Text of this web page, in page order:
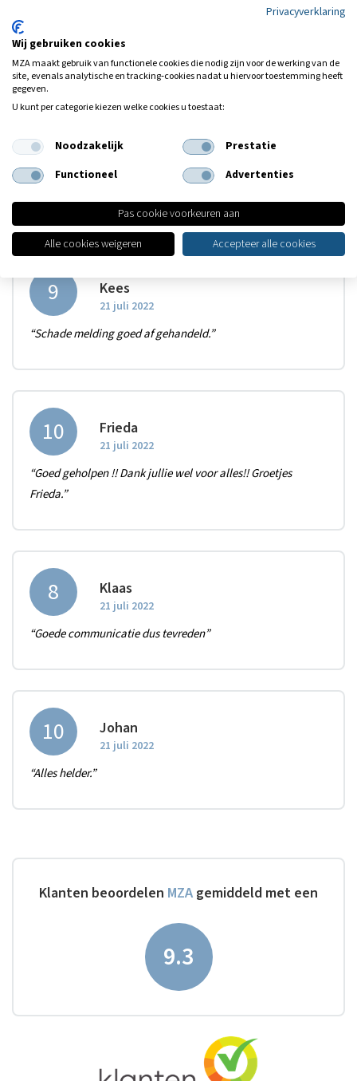
MZA met zijn zeer deskundige medewerkers het aangewezen
21 juli 2022
“Ik ben heel goed en vriendelijk geholpen en de schade
9 Kees
21 juli 2022
“Schade melding goed af gehandeld.”
10 Frieda
21 juli 2022
“Goed geholpen !! Dank jullie wel voor alles!! Groetjes
Frieda.”
8 Klaas
21 juli 2022
“Goede communicatie dus tevreden”
10 Johan
21 juli 2022
“Alles helder.”
Klanten beoordelen MZA gemiddeld met een
9.3
Privacyverklaring
Wij gebruiken cookies
MZA maakt gebruik van functionele cookies die nodig zijn voor de werking van de
site, evenals analytische en tracking‑cookies nadat u hiervoor toestemming heeft
gegeven.
U kunt per categorie kiezen welke cookies u toestaat:
Noodzakelijk
Prestatie
Functioneel
Advertenties
Pas cookie voorkeuren aan
Alle cookies weigeren
Accepteer alle cookies